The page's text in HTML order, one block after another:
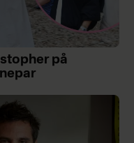
på